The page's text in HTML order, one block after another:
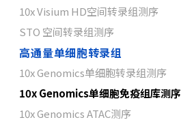
10x Visium HD空间转录组测序
STO 空间转录组测序
高通量单细胞转录组
10x Genomics单细胞转录组测序
10x Genomics单细胞免疫组库测序
10x Genomics ATAC测序